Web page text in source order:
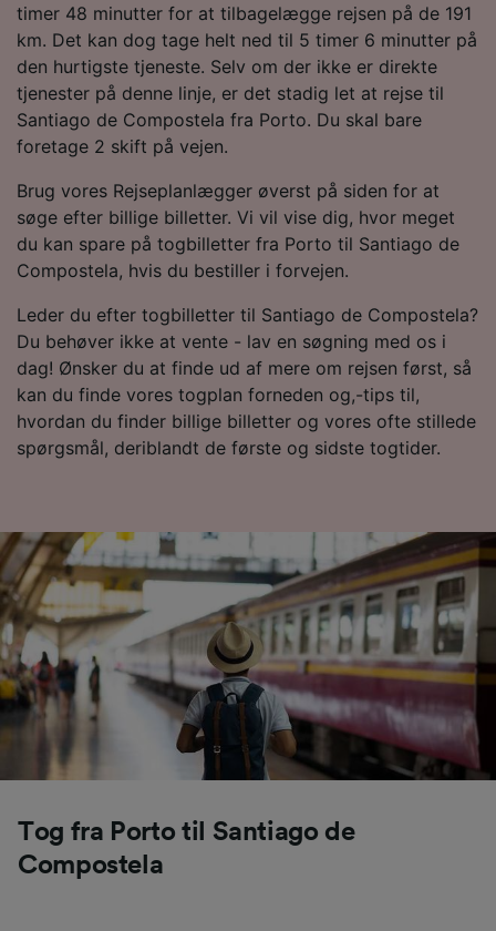
timer 48 minutter for at tilbagelægge rejsen på de 191
km. Det kan dog tage helt ned til 5 timer 6 minutter på
den hurtigste tjeneste. Selv om der ikke er direkte
tjenester på denne linje, er det stadig let at rejse til
Santiago de Compostela fra Porto. Du skal bare
foretage 2 skift på vejen.
Brug vores Rejseplanlægger øverst på siden for at
søge efter billige billetter. Vi vil vise dig, hvor meget
du kan spare på togbilletter fra Porto til Santiago de
Compostela, hvis du bestiller i forvejen.
Leder du efter togbilletter til Santiago de Compostela?
Du behøver ikke at vente - lav en søgning med os i
dag! Ønsker du at finde ud af mere om rejsen først, så
kan du finde vores togplan forneden og,-tips til,
hvordan du finder billige billetter og vores ofte stillede
spørgsmål, deriblandt de første og sidste togtider.
Tog fra Porto til Santiago de
Compostela
Vi og vores partnere behandler data for at
levere:
Bruge præcise geografiske
placeringsoplysninger. Aktivt scanne
enhedskarakteristika til identifikation.
Opbevare og/eller tilgå oplysninger på en
annoncerings- og indholdsmåling,
målgruppeundersøgelser og udvikling af
Liste over partnere (leverandører)